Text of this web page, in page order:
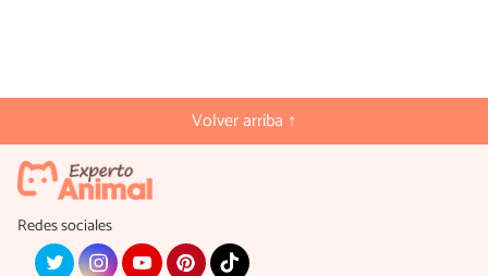
Volver arriba ↑
Redes sociales